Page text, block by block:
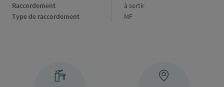
Raccordement
Raccordement
à sertir
Type de raccordement
Type
MF